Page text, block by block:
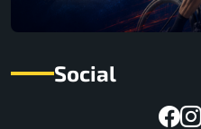
Social